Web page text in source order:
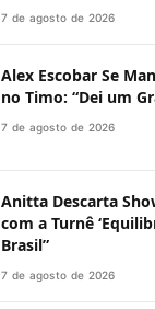
7 de agosto de 2026
Alex Escobar Se
no Timo: “Dei um
7 de agosto de 2026
Anitta Descarta
com a Turnê
Brasil”
7 de agosto de 2026